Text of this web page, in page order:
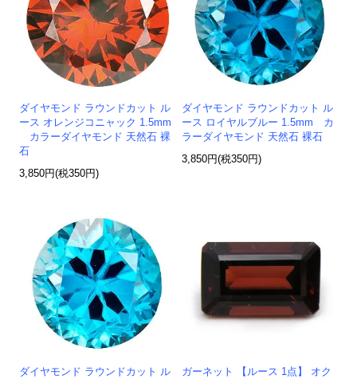
ダイヤモンド ラウンドカット ル
ース オレンジコニャック 1.5mm
カラーダイヤモンド 天然石 裸
石
3,850円(税350円)
ダイヤモンド ラウンドカット ル
ース ロイヤルブルー 1.5mm カ
ラーダイヤモンド 天然石 裸石
3,850円(税350円)
ダイヤモンド ラウンドカット ル
ガーネット 【ルース 1点】 オク